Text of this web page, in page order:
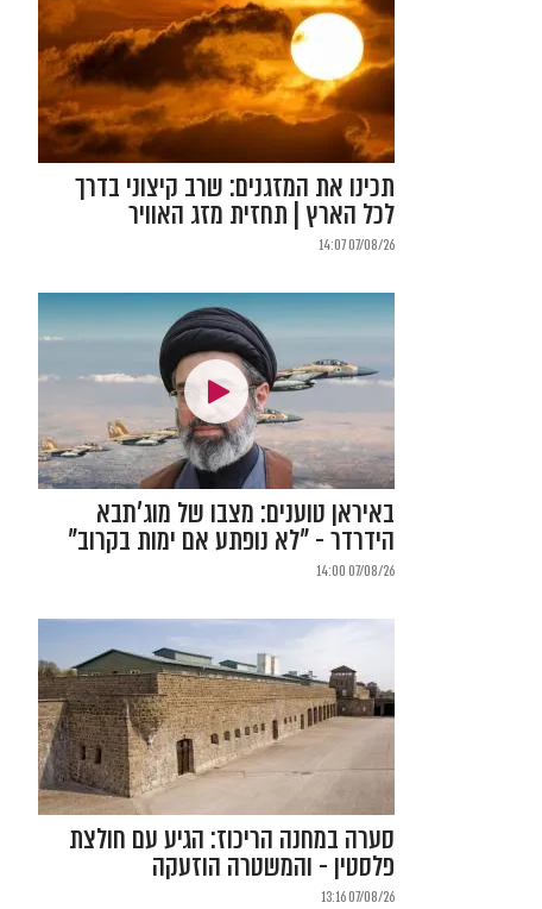
תכינו את המזגנים: שרב קיצוני בדרך
לכל הארץ | תחזית מזג האוויר
07/08/26 14:07
באיראן טוענים: מצבו של מוג'תבא
הידרדר - "לא נופתע אם ימות בקרוב"
07/08/26 14:00
סערה במחנה הריכוז: הגיע עם חולצת
פלסטין - והמשטרה הוזעקה
07/08/26 13:16